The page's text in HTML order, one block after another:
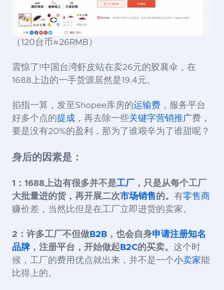
（120台币≈26RMB）
震惊了!中国台湾虾皮站在卖26元的胶襄伞，在
1688上边的一手货源居然是19.4元。
掐指一算，发至Shopee库房的运输费 ，服务平台
好多个点的提成 ，再去除一些关键字营销推广费，
要是没有20%的盈利，那为了谁艰辛为了谁甜呢？
身后的因素是：
1：1688上边有很多并不是工厂
，只是从每个工厂
大批量进的货，再开展二次市场销售的。 有零售商
赚价差，当然比但是在工厂立即进货的卖家。
2：许多工厂不但做B2B ，也会自身申请注册知名
品牌 ，注册平台，开始做起 B2C的买卖。 这个时
候，工厂的费用优点就出来，并不是一个小卖家能
比得上的。